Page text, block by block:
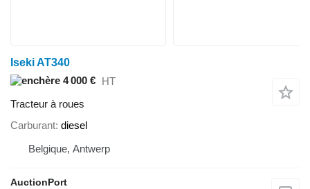
Iseki AT340
4 000 € HT
Tracteur à roues
Carburant diesel
Belgique, Antwerp
AuctionPort